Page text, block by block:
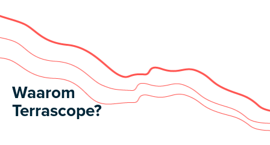
Waarom
Terrascope?